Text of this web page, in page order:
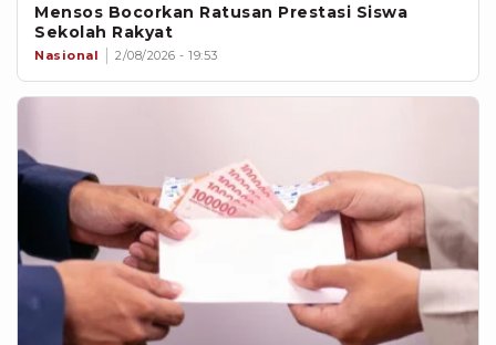
Mensos Bocorkan Ratusan Prestasi Siswa
Sekolah Rakyat
Nasional 2/08/2026 - 19:53